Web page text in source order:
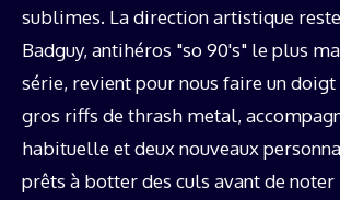
sublimes. La direction artistique
Badguy, antihéros "so 90's" le plus
série, revient pour nous faire un
gros riffs de thrash metal,
habituelle et deux nouveaux
prêts à botter des culs avant de noter